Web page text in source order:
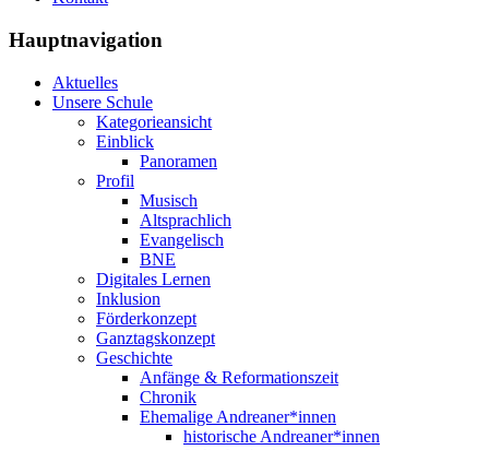
Hauptnavigation
Aktuelles
Unsere Schule
Kategorieansicht
Einblick
Panoramen
Profil
Musisch
Altsprachlich
Evangelisch
BNE
Digitales Lernen
Inklusion
Förderkonzept
Ganztagskonzept
Geschichte
Anfänge & Reformationszeit
Chronik
Ehemalige Andreaner*innen
historische Andreaner*innen